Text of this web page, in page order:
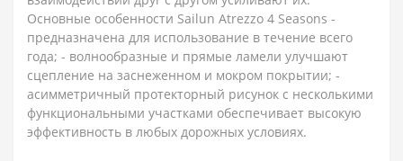
Основные особенности Sailun Atrezzo 4 Seasons -
предназначена для использование в течение всего
года; - волнообразные и прямые ламели улучшают
сцепление на заснеженном и мокром покрытии; -
асимметричный протекторный рисунок с несколькими
функциональными участками обеспечивает высокую
эффективность в любых дорожных условиях.